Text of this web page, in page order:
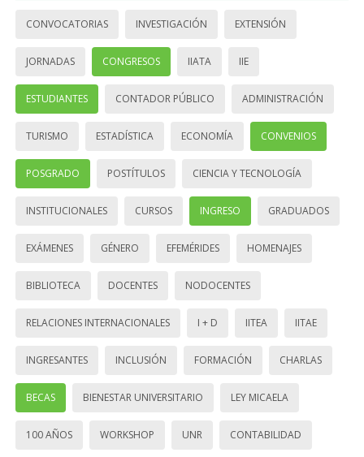
CONVOCATORIAS INVESTIGACIÓN EXTENSIÓN
JORNADAS CONGRESOS IIATA IIE
ESTUDIANTES CONTADOR PÚBLICO ADMINISTRACIÓN
TURISMO ESTADÍSTICA ECONOMÍA CONVENIOS
POSGRADO POSTÍTULOS CIENCIA Y TECNOLOGÍA
INSTITUCIONALES CURSOS INGRESO GRADUADOS
EXÁMENES GÉNERO EFEMÉRIDES HOMENAJES
BIBLIOTECA DOCENTES NODOCENTES
RELACIONES INTERNACIONALES I + D IITEA IITAE
INGRESANTES INCLUSIÓN FORMACIÓN CHARLAS
BECAS BIENESTAR UNIVERSITARIO LEY MICAELA
100 AÑOS WORKSHOP UNR CONTABILIDAD